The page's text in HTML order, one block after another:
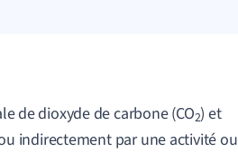
de dioxyde de carbone (CO2) et
indirectement par une activité ou